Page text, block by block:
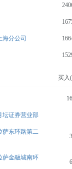
分公司
买入
坛证券营业部
萨东环路第二
萨金融城南环